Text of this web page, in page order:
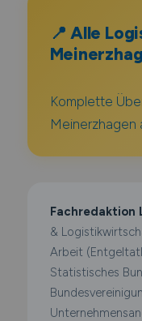
📍 Alle
Komplette
Meinerzhagen
Fachredaktion
&
Arbeit
Statistisches